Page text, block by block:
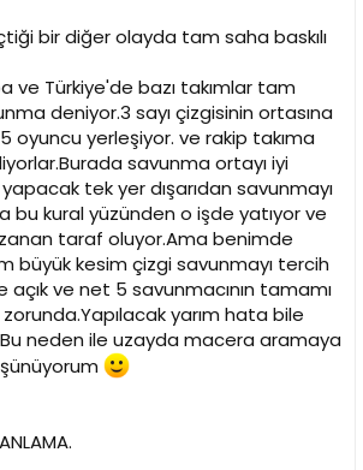
bir diğer olayda tam saha baskılı
ve Türkiye'de bazı takımlar tam
deniyor.3 sayı çizgisinin ortasına
oyuncu yerleşiyor. ve rakip takıma
savunma ortayı iyi
tek yer dışarıdan savunmayı
bu kural yüzünden o işde yatıyor ve
taraf oluyor.Ama benimde
büyük kesim çizgi savunmayı tercih
ve net 5 savunmacının tamamı
yarım hata bile
neden ile uzayda macera aramaya